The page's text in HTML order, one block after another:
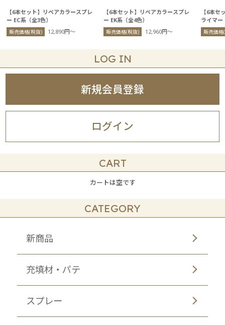
【6本セット】リペアカラースプレ
ー EC系（全3色）
販売価格(税抜) 12,890円〜
【6本セット】リペアカラースプレ
ー EK系（全4色）
販売価格(税抜) 12,960円〜
【6本セ
ライマー
販売価格
LOG IN
ログイン
新規会員登録
CART
カートは空です
CATEGORY
新商品
充填材・パテ
スプレー